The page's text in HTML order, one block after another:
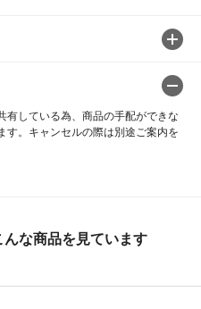
している為、商品の手配ができな
す。キャンセルの際は別途ご案内を
な商品を見ています